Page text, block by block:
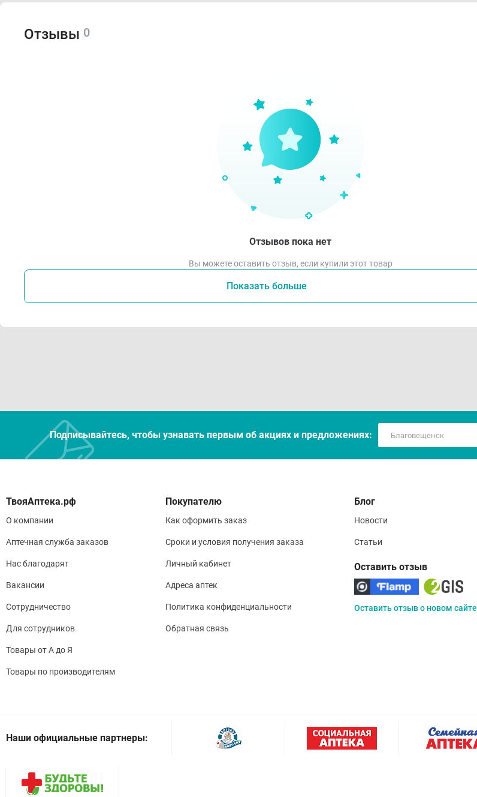
Отзывы 0
Отзывов пока нет
Вы можете оставить отзыв, если купили этот товар
Показать больше
Подписывайтесь, чтобы узнавать первым об акцияx и предложениях:
О компании
Аптечная служба заказов
Нас благодарят
Вакансии
Сотрудничество
Для сотрудников
Товары от А до Я
Товары по производителям
Покупателю
Как оформить заказ
Сроки и условия получения заказа
Личный кабинет
Адреса аптек
Политика конфиденциальности
Обратная связь
Блог
Новости
Статьи
Оставить отзыв
Оставить отзыв о новом сайте
Наши официальные партнеры: